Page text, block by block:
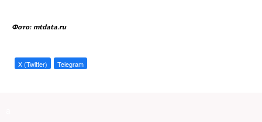
Фото: mtdata.ru
X (Twitter) Telegram